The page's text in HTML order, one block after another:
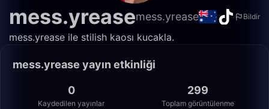
mess.yreasemess.yrease Bildir
mess.yrease ile stilish kaosı kucakla.
mess.yrease yayın etkinliği
0
Kaydedilen yayınlar
299
Toplam görüntülenme